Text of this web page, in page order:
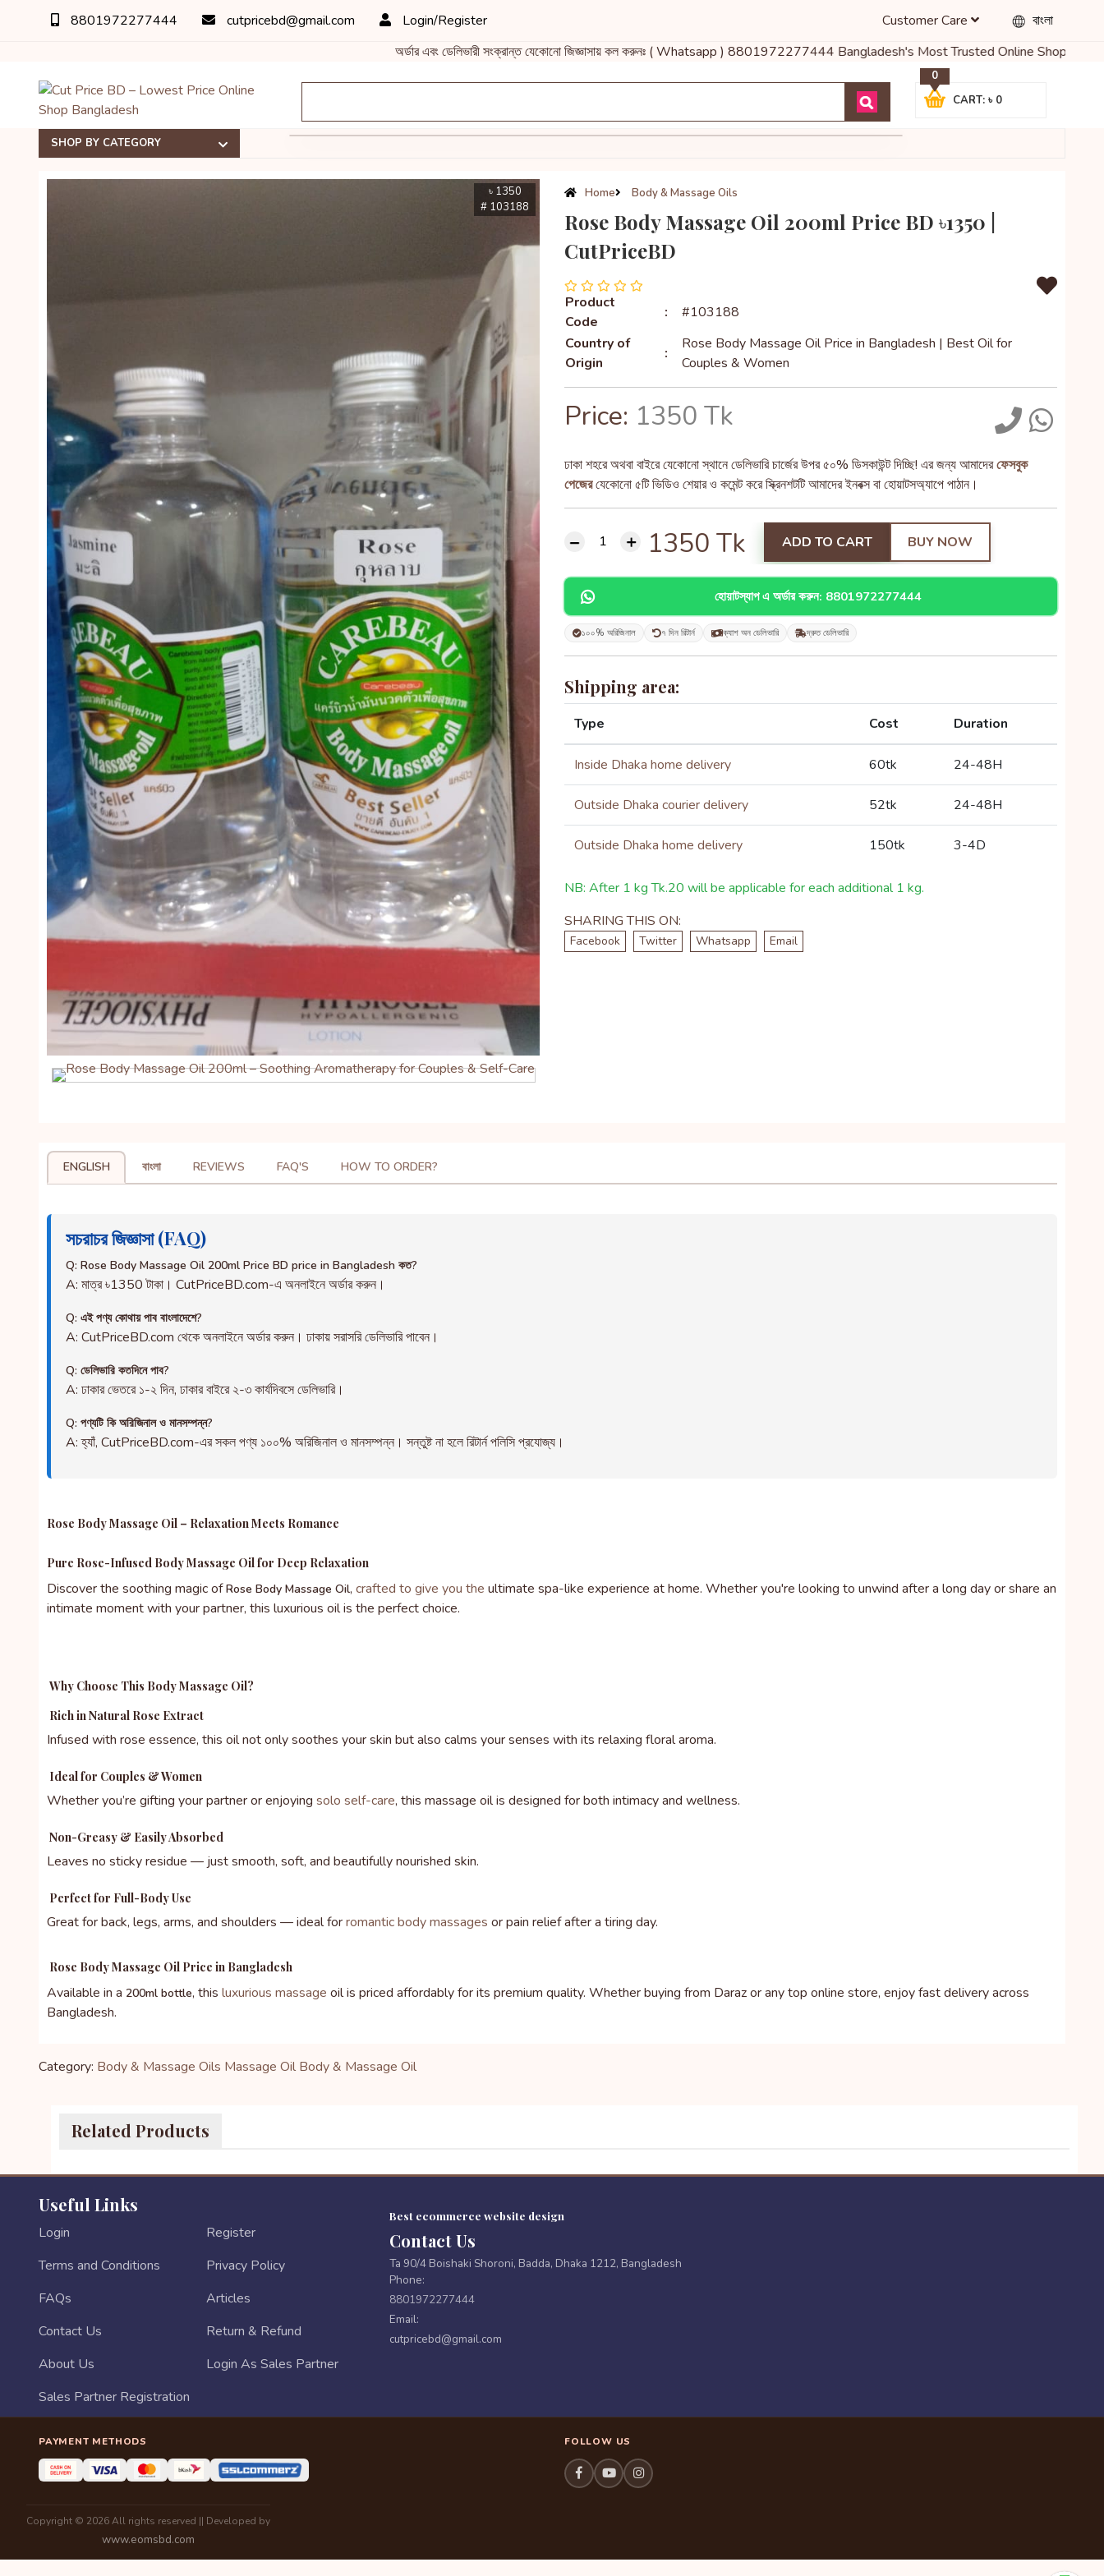
8801972277444 cutpricebd@gmail.com Login/Register বাংলা
Customer Care
অর্ডার এবং ডেলিভারী সংক্রান্ত যেকোনো জিজ্ঞাসায় কল করুনঃ ( Whatsapp ) 8801972277444 Bangladesh's Most Trusted Online Shop for Baby
CART: ৳ 0
0
SHOP BY CATEGORY
৳ 1350
# 103188
Home Body & Massage Oils
Rose Body Massage Oil 200ml Price BD ৳1350 |
CutPriceBD
Product
Code
:
#103188
Country of
Origin
:
Rose Body Massage Oil Price in Bangladesh | Best Oil for
Couples & Women
Price: 1350 Tk
ঢাকা শহরে অথবা বাইরে যেকোনো স্থানে ডেলিভারি চার্জের উপর ৫০% ডিসকাউন্ট দিচ্ছি! এর জন্য আমাদেরফেসবুক
পেজেরযেকোনো ৫টি ভিডিও শেয়ার ও কমেন্ট করে স্ক্রিনশটটি আমাদের ইনবক্স বা হোয়াটসঅ্যাপে পাঠান।
1350 Tk ADD TO CART BUY NOW
হোয়াটস্যাপ এ অর্ডার করুন: 8801972277444
১০০% অরিজিনাল ৭ দিন রিটার্ন ক্যাশ অন ডেলিভারি দ্রুত ডেলিভারি
Shipping area:
Type Cost Duration
Inside Dhaka home delivery 60tk 24-48H
Outside Dhaka courier delivery 52tk 24-48H
Outside Dhaka home delivery 150tk 3-4D
NB: After 1 kg Tk.20 will be applicable for each additional 1 kg.
SHARING THIS ON:
Facebook Twitter Whatsapp Email
ENGLISH বাংলা REVIEWS FAQ'S HOW TO ORDER?
সচরাচর জিজ্ঞাসা (FAQ)
Q: Rose Body Massage Oil 200ml Price BD price in Bangladesh কত?
A: মাত্র ৳1350 টাকা। CutPriceBD.com-এ অনলাইনে অর্ডার করুন।
Q: এই পণ্য কোথায় পাব বাংলাদেশে?
A: CutPriceBD.com থেকে অনলাইনে অর্ডার করুন। ঢাকায় সরাসরি ডেলিভারি পাবেন।
Q: ডেলিভারি কতদিনে পাব?
A: ঢাকার ভেতরে ১-২ দিন, ঢাকার বাইরে ২-৩ কার্যদিবসে ডেলিভারি।
Q: পণ্যটি কি অরিজিনাল ও মানসম্পন্ন?
A: হ্যাঁ, CutPriceBD.com-এর সকল পণ্য ১০০% অরিজিনাল ও মানসম্পন্ন। সন্তুষ্ট না হলে রিটার্ন পলিসি প্রযোজ্য।
Rose Body Massage Oil – Relaxation Meets Romance
Pure Rose-Infused Body Massage Oil for Deep Relaxation
Discover the soothing magic ofRose Body Massage Oil, crafted to give you the ultimate spa-like experience at home. Whether you're looking to unwind after a long day or share an
intimate moment with your partner, this luxurious oil is the perfect choice.
Why Choose This Body Massage Oil?
Rich in Natural Rose Extract
Infused with rose essence, this oil not only soothes your skin but also calms your senses with its relaxing floral aroma.
Ideal for Couples & Women
Whether you’re gifting your partner or enjoying solo self-care, this massage oil is designed for both intimacy and wellness.
Non-Greasy & Easily Absorbed
Leaves no sticky residue — just smooth, soft, and beautifully nourished skin.
Perfect for Full-Body Use
Great for back, legs, arms, and shoulders — ideal forromantic body massages or pain relief after a tiring day.
Rose Body Massage Oil Price in Bangladesh
Available in a 200ml bottle, this luxurious massage oil is priced affordably for its premium quality. Whether buying from Daraz or any top online store, enjoy fast delivery across
Bangladesh.
Category: Body & Massage Oils Massage Oil Body & Massage Oil
Related Products
Useful Links
Login
Register
Terms and Conditions
Privacy Policy
FAQs
Articles
Contact Us
Return & Refund
About Us
Login As Sales Partner
Sales Partner Registration
Best ecommerce website design
Contact Us
Ta 90/4 Boishaki Shoroni, Badda, Dhaka 1212, Bangladesh
Phone:
8801972277444
Email:
cutpricebd@gmail.com
PAYMENT METHODS FOLLOW US
Copyright © 2026 All rights reserved || Developed by
www.eomsbd.com